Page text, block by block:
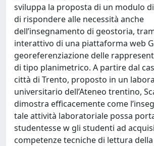
sviluppa la proposta di un modulo
di rispondere alle necessità anche
dell’insegnamento di geostoria,
interattivo di una piattaforma web
georeferenziazione delle
di tipo planimetrico. A partire dal
città di Trento, proposto in un
universitario dell’Ateneo trentino,
dimostra efficacemente come
tale attività laboratoriale possa
studentesse w gli studenti ad
competenze tecniche di lettura